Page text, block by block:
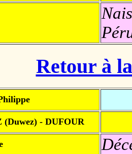
Retour à
(Duwez) - DUFOUR